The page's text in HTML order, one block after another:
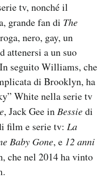
tv, nonché il
grande fan di The
nero, gay, un
attenersi a un suo
seguito Williams, che
di Brooklyn, ha
White nella serie tv
, Jack Gee inBessiedi
film e serie tv: La
Baby Gone, e 12 anni
che nel 2014 ha vinto